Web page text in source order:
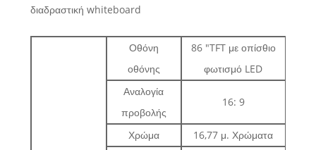
διαδραστική whiteboard
Οθόνη
οθόνης
86 "TFT με οπίσθιο
φωτισμό LED
Αναλογία
προβολής
16: 9
Χρώμα 16,77 μ. Χρώματα